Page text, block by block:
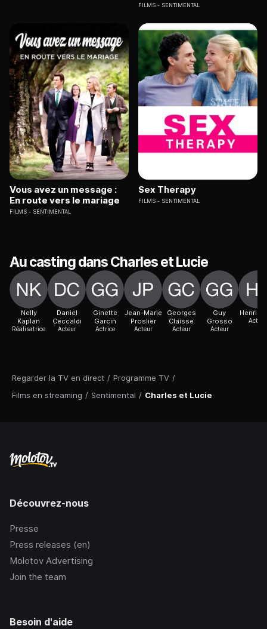
Regarder la TV en direct / Programme TV /
Films en streaming / Sentimental / Charles et Lucie
FILMS SENTIMENTAL
Vous avez un message :
En route vers le mariage
FILMS SENTIMENTAL
Sex Therapy
FILMS SENTIMENTAL
Au casting dans Charles et Lucie
Nelly
Kaplan
Réalisatrice
Daniel
Ceccaldi
Acteur
Ginette
Garcin
Actrice
Jean-Marie
Proslier
Acteur
Georges
Claisse
Acteur
Guy
Grosso
Acteur
Henri
Acteur
Découvrez-nous
Presse
Press releases (en)
Molotov Advertising
Join the team
Besoin d'aide